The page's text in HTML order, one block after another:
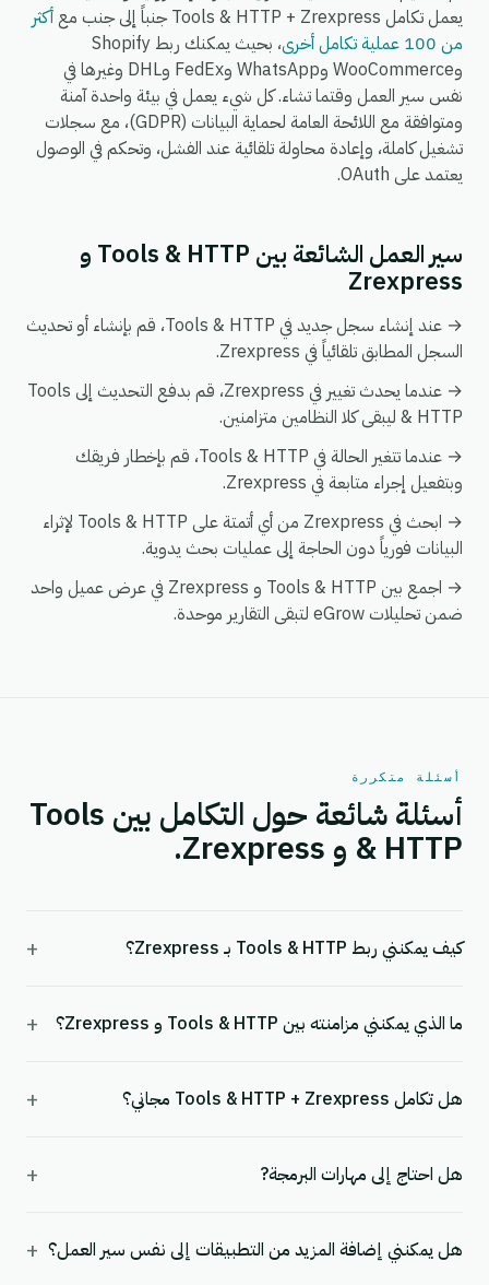
يعمل تكامل Tools & HTTP + Zrexpress جنباً إلى جنب مع
أكثر
من 100 عملية تكامل أخرى
، بحيث يمكنك ربط Shopify
وWooCommerce وWhatsApp وFedEx وDHL وغيرها في
نفس سير العمل وقتما تشاء. كل شيء يعمل في بيئة واحدة آمنة
ومتوافقة مع اللائحة العامة لحماية البيانات (GDPR)، مع سجلات
تشغيل كاملة، وإعادة محاولة تلقائية عند الفشل، وتحكم في الوصول
يعتمد على OAuth.
سير العمل الشائعة بين Tools & HTTP و
Zrexpress
→ عند إنشاء سجل جديد في Tools & HTTP، قم بإنشاء أو تحديث
السجل المطابق تلقائياً في Zrexpress.
→ عندما يحدث تغيير في Zrexpress، قم بدفع التحديث إلى Tools
& HTTP ليبقى كلا النظامين متزامنين.
→ عندما تتغير الحالة في Tools & HTTP، قم بإخطار فريقك
وبتفعيل إجراء متابعة في Zrexpress.
→ ابحث في Zrexpress من أي أتمتة على Tools & HTTP لإثراء
البيانات فورياً دون الحاجة إلى عمليات بحث يدوية.
→ اجمع بين Tools & HTTP و Zrexpress في عرض عميل واحد
ضمن تحليلات eGrow لتبقى التقارير موحدة.
أسئلة متكررة
أسئلة شائعة حول التكامل بين Tools
& HTTP و Zrexpress.
كيف يمكنني ربط Tools & HTTP بـ Zrexpress؟ +
ما الذي يمكنني مزامنته بين Tools & HTTP و Zrexpress؟ +
هل تكامل Tools & HTTP + Zrexpress مجاني؟ +
هل احتاج إلى مهارات البرمجة? +
هل يمكنني إضافة المزيد من التطبيقات إلى نفس سير العمل؟ +